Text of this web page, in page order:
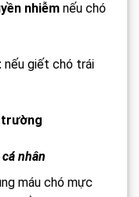
nhiễmnếu chó
nếu giết chó trái
trường
nhân
máu chó mực